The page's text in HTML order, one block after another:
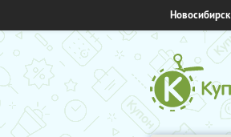
Новосибирск